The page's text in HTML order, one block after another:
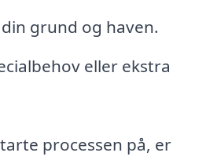
grund og haven.
eller ekstra
processen på, er